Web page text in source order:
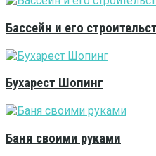
Бассейн и его
Бухарест Шопинг
Баня своими руками